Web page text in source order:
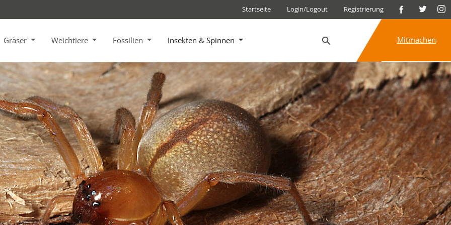
Startseite Login/Logout Registrierung
Gräser Weichtiere Fossilien Insekten & Spinnen Mitmachen